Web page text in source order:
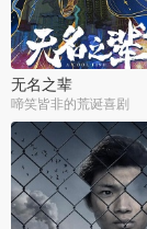
无名之辈
啼笑皆非的荒诞喜剧